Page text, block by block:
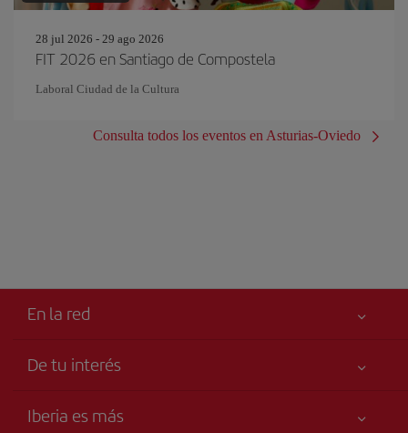
28 jul 2026 - 29 ago 2026
FIT 2026 en Santiago de Compostela
Laboral Ciudad de la Cultura
Consulta todos los eventos en Asturias-Oviedo
En la red
De tu interés
Accesibilidad
Iberia es más